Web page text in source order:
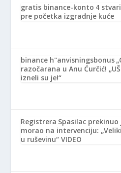
gratis binance-konto 4
pre početka izgradnje kuće
binance h"anvisningsbonus
razočarana u Anu Ćurčić!
izneli su je!“
Registrera Spasilac
morao na intervenciju:
u ruševinu“ VIDEO